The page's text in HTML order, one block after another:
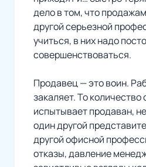
дело в том, что
другой серьезной
учиться, в них надо
совершенствоваться.
Продавец — это воин.
закаляет. То количество
испытывает продаван,
один другой
другой офисной
отказы, давление